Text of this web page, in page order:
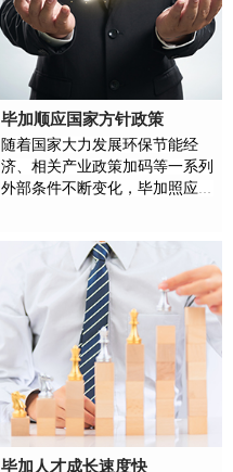
毕加顺应国家方针政策
随着国家大力发展环保节能经
济、相关产业政策加码等一系列
外部条件不断变化，毕加照应国
毕加人才成长速度快